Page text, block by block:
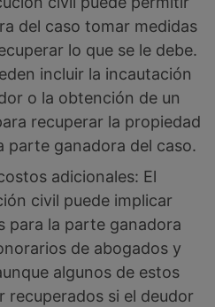
del caso tomar medidas
lo que se le debe.
incluir la incautación
o la obtención de un
recuperar la propiedad
parte ganadora del caso.
adicionales: El
civil puede implicar
para la parte ganadora
de abogados y
algunos de estos
recuperados si el deudor